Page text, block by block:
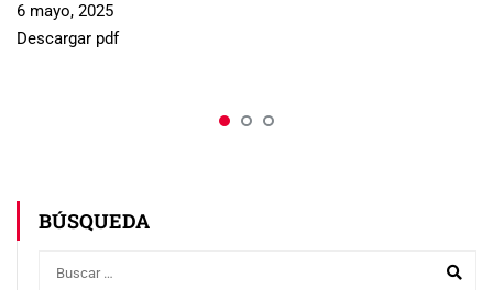
6 mayo, 2025
Descargar pdf
BÚSQUEDA